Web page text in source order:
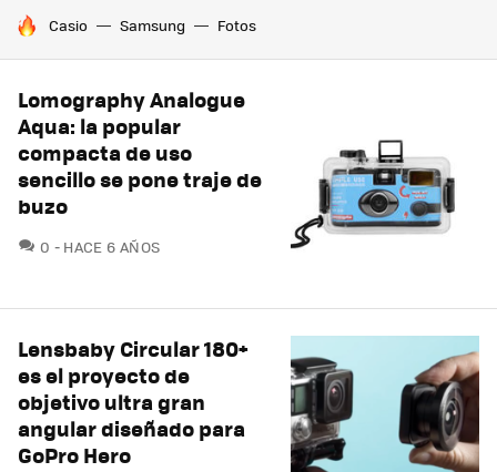
HOY SE HABLA DE
Casio Samsung Fotos
Lomography Analogue
Aqua: la popular
compacta de uso
sencillo se pone traje de
buzo
0 COMENTARIOS
HACE 6 AÑOS
Lensbaby Circular 180+
es el proyecto de
objetivo ultra gran
angular diseñado para
GoPro Hero